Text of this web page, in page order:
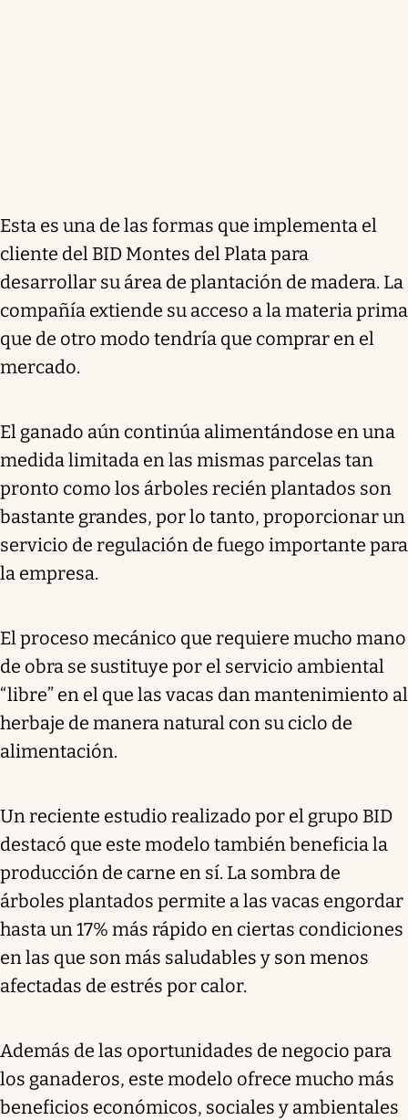
Esta es una de las formas que implementa el
cliente del BID Montes del Plata para
desarrollar su área de plantación de madera. La
compañía extiende su acceso a la materia prima
que de otro modo tendría que comprar en el
mercado.
El ganado aún continúa alimentándose en una
medida limitada en las mismas parcelas tan
pronto como los árboles recién plantados son
bastante grandes, por lo tanto, proporcionar un
servicio de regulación de fuego importante para
la empresa.
El proceso mecánico que requiere mucho mano
de obra se sustituye por el servicio ambiental
“libre” en el que las vacas dan mantenimiento al
herbaje de manera natural con su ciclo de
alimentación.
Un reciente estudio realizado por el grupo BID
destacó que este modelo también beneficia la
producción de carne en sí. La sombra de
árboles plantados permite a las vacas engordar
hasta un 17% más rápido en ciertas condiciones
en las que son más saludables y son menos
afectadas de estrés por calor.
Además de las oportunidades de negocio para
los ganaderos, este modelo ofrece mucho más
beneficios económicos, sociales y ambientales